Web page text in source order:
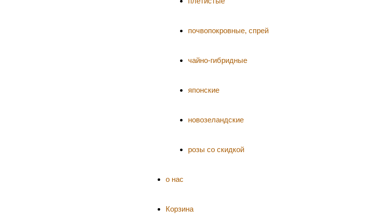
почвопокровные, спрей
чайно-гибридные
японские
новозеландские
розы со скидкой
о нас
Корзина